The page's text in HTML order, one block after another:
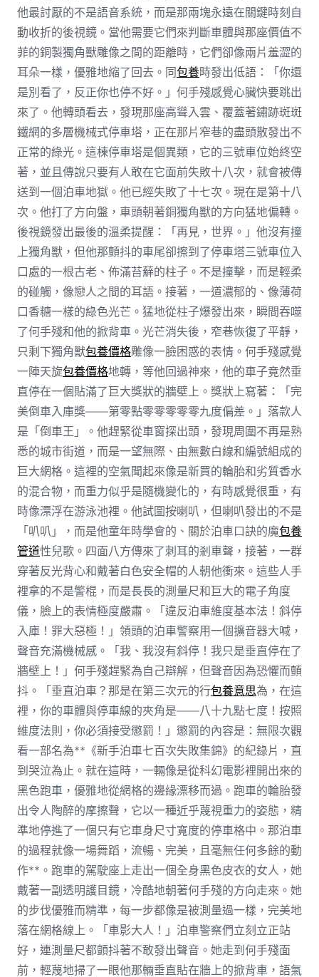
他最討厭的不是語音系統，而是那兩塊永遠在關鍵時刻自
動收折的後視鏡。當他需要它們來判斷車體與那座價值不
菲的銅製獨角獸雕像之間的距離時，它們卻像兩片羞澀的
耳朵一樣，優雅地縮了回去。同包養時發出低語：「你還
是別看了，反正你也停不好。」何手殘感覺心臟快要跳出
來了。他轉頭看去，發現那座高聳入雲、覆蓋著鏽跡斑斑
鐵網的多層機械式停車塔，正在那片窄巷的盡頭散發出不
正常的綠光。這棟停車塔是個異類，它的三號車位始終空
著，並且傳說只要有人敢在它面前失敗十八次，就會被傳
送到一個泊車地獄。他已經失敗了十七次。現在是第十八
次。他打了方向盤，車頭朝著銅獨角獸的方向猛地偏轉。
後視鏡發出最後的溫柔提醒：「再見，世界。」他沒有撞
上獨角獸，但他那顫抖的車尾卻擦到了停車塔三號車位入
口處的一根古老、佈滿苔蘚的柱子。不是撞擊，而是輕柔
的碰觸，像戀人之間的耳語。接著，一道濃郁的、像薄荷
口香糖一樣的綠色光芒。猛地從柱子爆發出來，瞬間吞噬
了何手殘和他的掀背車。光芒消失後，窄巷恢復了平靜，
只剩下獨角獸包養價格雕像一臉困惑的表情。何手殘感覺
一陣天旋包養價格地轉，等他回過神來，他的車子竟然垂
直停在一個貼滿了巨大獎狀的牆壁上。獎狀上寫著：「完
美倒車入庫獎——第零點零零零零零九度偏差。」落款人
是「倒車王」。他趕緊從車窗探出頭，發現周圍不再是熟
悉的城市街道，而是一望無際、由無數白線和編號組成的
巨大網格。這裡的空氣聞起來像是新買的輪胎和劣質香水
的混合物，而重力似乎是隨機變化的，有時感覺很重，有
時像漂浮在游泳池裡。他試圖按喇叭，但喇叭發出的不是
「叭叭」，而是他童年時學會的、關於泊車口訣的魔包養
管道性兒歌。四面八方傳來了刺耳的剎車聲，接著，一群
穿著反光背心和戴著白色安全帽的人朝他衝來。這些人手
裡拿的不是警棍，而是長長的測量尺和巨大的電子角度
儀，臉上的表情極度嚴肅。「違反泊車維度基本法！斜停
入庫！罪大惡極！」領頭的泊車警察用一個擴音器大喊，
聲音充滿機械感。「我、我沒有斜停！我只是垂直停在了
牆壁上！」何手殘趕緊為自己辯解，但聲音因為恐懼而顫
抖。「垂直泊車？那是在第三次元的行包養意思為，在這
裡，你的車體與停車線的夾角是——八十九點七度！按照
維度法則，你必須接受懲罰！」懲罰的內容是：無限次觀
看一部名為**《新手泊車七百次失敗集錦》的紀錄片，直
到哭泣為止。就在這時，一輛像是從科幻電影裡開出來的
黑色跑車，優雅地從網格的邊緣漂移而過。跑車的輪胎發
出令人陶醉的摩擦聲，它以一種近乎蔑視重力的姿態，精
準地停進了一個只有它車身尺寸寬度的停車格中。那泊車
的過程就像一場舞蹈，流暢、完美，且毫無任何多餘的動
作**。跑車的駕駛座上走出一個全身黑色皮衣的女人，她
戴著一副透明護目鏡，冷酷地朝著何手殘的方向走來。她
的步伐優雅而精準，每一步都像是被測量過一樣，完美地
落在網格線上。「車影大人！」泊車警察們立刻立正站
好，連測量尺都顫抖著不敢發出聲音。她走到何手殘面
前，輕蔑地掃了一眼他那輛垂直貼在牆上的掀背車，語氣